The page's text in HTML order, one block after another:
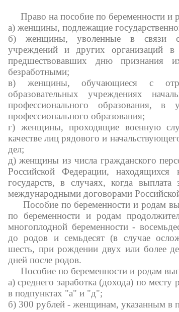
Право на пособие по беременности и
а) женщины, подлежащие
б) женщины, уволенные в связи с
учреждений и других организаций в
предшествовавших дню признания
безработными;
в) женщины, обучающиеся с
образовательных учреждениях
профессионального образования, в
профессионального образования;
г) женщины, проходящие военную
качестве лиц рядового и
дел;
д) женщины из числа гражданского
Российской Федерации, находящихся
государств, в случаях, когда выплата
международными договорами
Пособие по беременности и родам
по беременности и родам
многоплодной беременности -
до родов и семьдесят (в случае
шесть, при рождении двух или более
дней после родов.
Пособие по беременности и родам
а) среднего заработка (дохода) по
в подпунктах "а" и "д";
б) 300 рублей - женщинам, указанным в